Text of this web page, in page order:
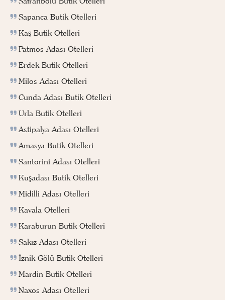
Sapanca Butik Otelleri
Kaş Butik Otelleri
Patmos Adası Otelleri
Erdek Butik Otelleri
Milos Adası Otelleri
Cunda Adası Butik Otelleri
Urla Butik Otelleri
Astipalya Adası Otelleri
Amasya Butik Otelleri
Santorini Adası Otelleri
Kuşadası Butik Otelleri
Midilli Adası Otelleri
Kavala Otelleri
Karaburun Butik Otelleri
Sakız Adası Otelleri
İznik Gölü Butik Otelleri
Mardin Butik Otelleri
Naxos Adası Otelleri